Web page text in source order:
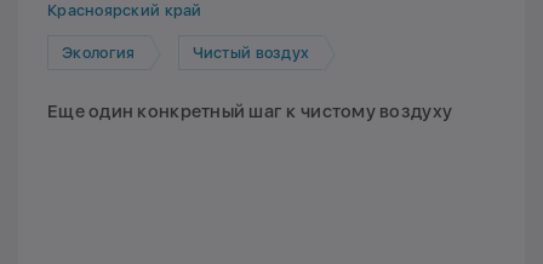
Красноярский край
Экология Чистый воздух
Еще один конкретный шаг к чистому воздуху